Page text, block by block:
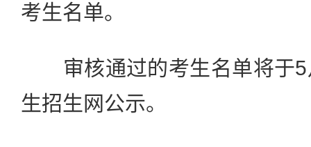
考生名单。
审核通过的考生名单将于5
生招生网公示。